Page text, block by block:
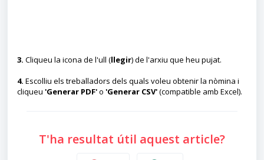
3. Cliqueu la icona de l'ull (llegir) de l'arxiu que heu pujat.
4. Escolliu els treballadors dels quals voleu obtenir la nòmina i
cliqueu 'Generar PDF'o 'Generar CSV'(compatible amb Excel).
T'ha resultat útil aquest article?